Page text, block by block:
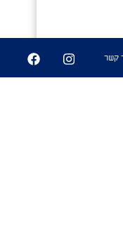
נאחר"
קשר